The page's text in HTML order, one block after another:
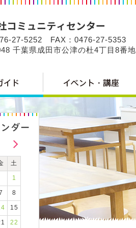
27-5252 FAX：0476-27-5353
千葉県成田市公津の杜4丁目8番地
土
1
8
15
22